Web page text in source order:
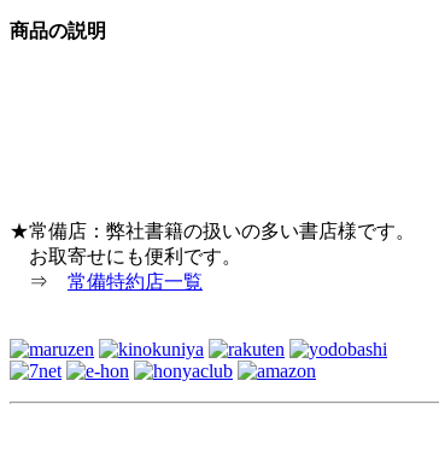
商品の説明
★常備店：弊社書籍の扱いの多い書店様です。
お取寄せにも便利です。
⇒ 常備特約店一覧